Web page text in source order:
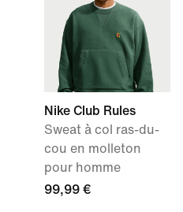
Nike Club Rules
Sweat à col ras-du-
cou en molleton
pour homme
99,99 €